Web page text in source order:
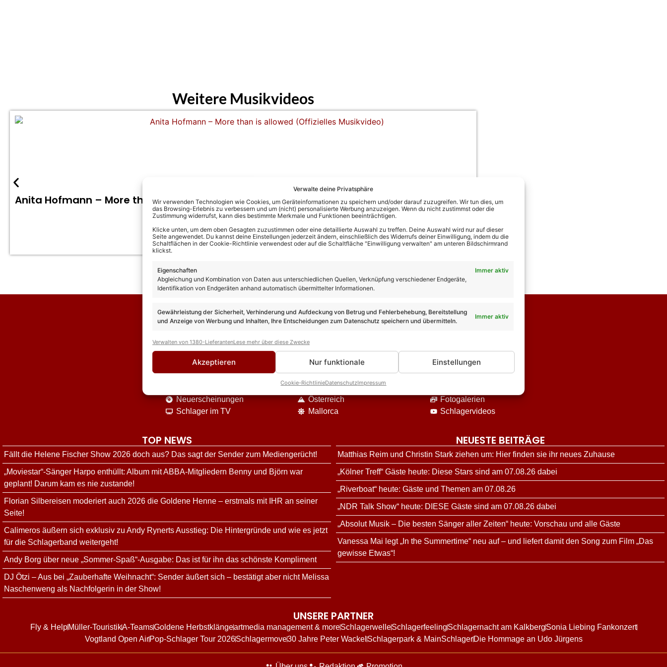
Verwalte deine Privatsphäre
Wir verwenden Technologien wie Cookies, um Geräteinformationen zu speichern und/oder darauf zuzugreifen. Wir tun dies, um
das Browsing-Erlebnis zu verbessern und um (nicht) personalisierte Werbung anzuzeigen. Wenn du nicht zustimmst oder die
Zustimmung widerrufst, kann dies bestimmte Merkmale und Funktionen beeinträchtigen.
Klicke unten, um dem oben Gesagten zuzustimmen oder eine detaillierte Auswahl zu treffen. Deine Auswahl wird nur auf dieser
Seite angewendet. Du kannst deine Einstellungen jederzeit ändern, einschließlich des Widerrufs deiner Einwilligung, indem du die
Schaltflächen in der Cookie-Richtlinie verwendest oder auf die Schaltfläche "Einwilligung verwalten" am unteren Bildschirmrand
klickst.
Eigenschaften
Immer aktiv
Abgleichung und Kombination von Daten aus unterschiedlichen Quellen, Verknüpfung verschiedener Endgeräte,
Identifikation von Endgeräten anhand automatisch übermittelter Informationen.
Gewährleistung der Sicherheit, Verhinderung und Aufdeckung von Betrug und Fehlerbehebung, Bereitstellung
und Anzeige von Werbung und Inhalten, Ihre Entscheidungen zum Datenschutz speichern und übermitteln.
Immer aktiv
Verwalten von 1380-LieferantenLese mehr über diese Zwecke
Akzeptieren Nur funktionale Einstellungen
Cookie-RichtlinieDatenschutzImpressum
Weitere Musikvideos
Anita Hofmann – More than is allowed (Offizielles Musikvideo) Schürze & Captain Jack – Käpt’n
DIE VIELFALT UNSERES ANGEBOTES
News
Neuerscheinungen
Schlager im TV
Event-Berichte
Reisen
Österreich
Mallorca
Unterhaltung
Fotogalerien
Schlagervideos
TOP NEWS
Fällt die Helene Fischer Show 2026 doch aus? Das sagt der Sender zum Mediengerücht!
„Moviestar“-Sänger Harpo enthüllt: Album mit ABBA-Mitgliedern Benny und Björn war
geplant! Darum kam es nie zustande!
Florian Silbereisen moderiert auch 2026 die Goldene Henne – erstmals mit IHR an seiner
Seite!
Calimeros äußern sich exklusiv zu Andy Rynerts Ausstieg: Die Hintergründe und wie es jetzt
für die Schlagerband weitergeht!
Andy Borg über neue „Sommer-Spaß“-Ausgabe: Das ist für ihn das schönste Kompliment
DJ Ötzi – Aus bei „Zauberhafte Weihnacht“: Sender äußert sich – bestätigt aber nicht Melissa
Naschenweng als Nachfolgerin in der Show!
NEUESTE BEITRÄGE
Matthias Reim und Christin Stark ziehen um: Hier finden sie ihr neues Zuhause
„Kölner Treff“ Gäste heute: Diese Stars sind am 07.08.26 dabei
„Riverboat“ heute: Gäste und Themen am 07.08.26
„NDR Talk Show“ heute: DIESE Gäste sind am 07.08.26 dabei
„Absolut Musik – Die besten Sänger aller Zeiten“ heute: Vorschau und alle Gäste
Vanessa Mai legt „In the Summertime“ neu auf – und liefert damit den Song zum Film „Das
gewisse Etwas“!
UNSERE PARTNER
Fly & HelpMüller-TouristikA-TeamsGoldene Herbstklängeartmedia management & moreSchlagerwelleSchlagerfeelingSchlagernacht am KalkbergSonia Liebing Fankonzert
Vogtland Open AirPop-Schlager Tour 2026Schlagermove30 Jahre Peter Wackel Schlagerpark & MainSchlagerDie Hommage an Udo Jürgens